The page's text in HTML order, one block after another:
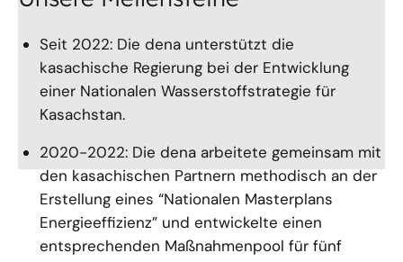
Seit 2022: Die dena unterstützt die
kasachische Regierung bei der Entwicklung
einer Nationalen Wasserstoffstrategie für
Kasachstan.
2020-2022: Die dena arbeitete gemeinsam mit
den kasachischen Partnern methodisch an der
Erstellung eines “Nationalen Masterplans
Energieeffizienz” und entwickelte einen
entsprechenden Maßnahmenpool für fünf